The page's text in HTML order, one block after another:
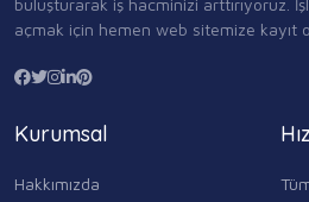
buluşturarak iş hacminizi arttırıyoruz.
açmak için hemen web sitemize kayıt
Kurumsal
Hakkımızda